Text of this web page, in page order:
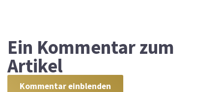
Ein Kommentar zum
Artikel
Kommentar einblenden